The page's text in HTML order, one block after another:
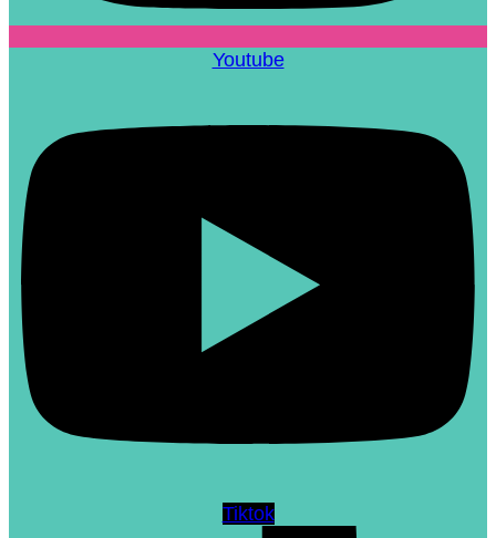
Youtube
Tiktok